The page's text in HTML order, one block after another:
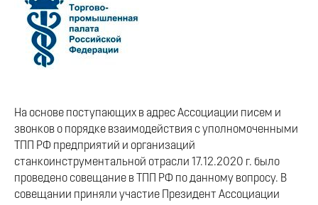
На основе поступающих в адрес Ассоциации писем и
звонков о порядке взаимодействия с уполномоченными
ТПП РФ предприятий и организаций
станкоинструментальной отрасли 17.12.2020 г. было
проведено совещание в ТПП РФ по данному вопросу. В
совещании приняли участие Президент Ассоциации